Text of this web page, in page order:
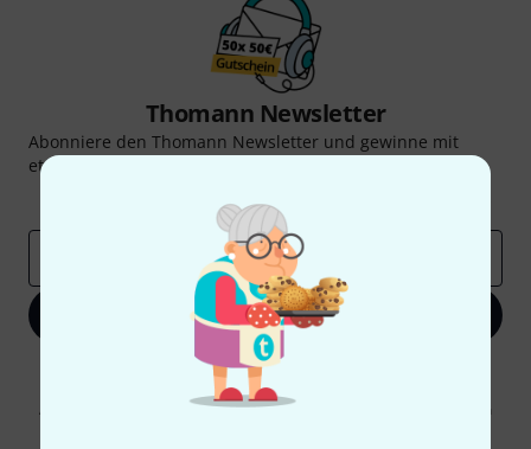
Thomann Newsletter
Abonniere den Thomann Newsletter und gewinne mit
etwas Glück einen von
Inspirierende Beiträge
Jetzt anmelden
Mit Klick auf „Jetzt anmelden“ stimmen Sie dem Erhalt von E-Mail-
Werbung und einer Messung des E-Mail-Nutzungsverhaltens zu. Die
Abmeldung ist jederzeit möglich. Weitere Informationen finden Sie in